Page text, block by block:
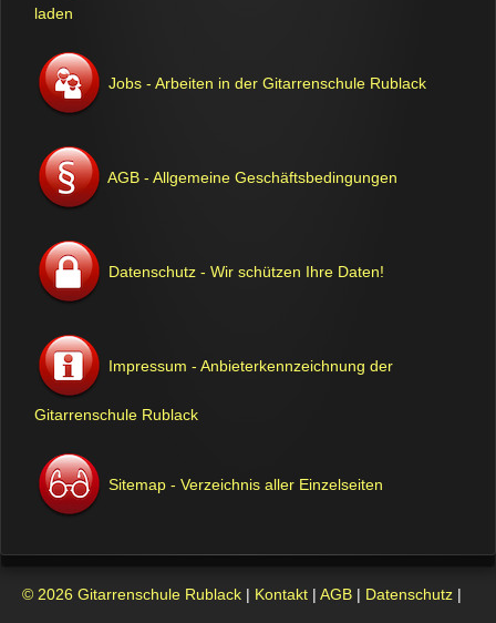
laden
Jobs - Arbeiten in der Gitarrenschule Rublack
AGB - Allgemeine Geschäftsbedingungen
Datenschutz - Wir schützen Ihre Daten!
Impressum - Anbieterkennzeichnung der
Gitarrenschule Rublack
Sitemap - Verzeichnis aller Einzelseiten
© 2026 Gitarrenschule Rublack | Kontakt | AGB | Datenschutz |